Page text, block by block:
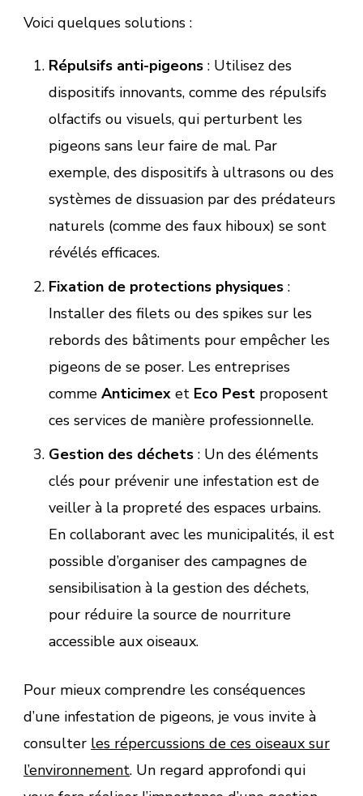
Voici quelques solutions :
Répulsifs anti-pigeons: Utilisez des
dispositifs innovants, comme des répulsifs
olfactifs ou visuels, qui perturbent les
pigeons sans leur faire de mal. Par
exemple, des dispositifs à ultrasons ou des
systèmes de dissuasion par des prédateurs
naturels (comme des faux hiboux) se sont
révélés efficaces.
Fixation de protections physiques:
Installer des filets ou des spikes sur les
rebords des bâtiments pour empêcher les
pigeons de se poser. Les entreprises
comme Anticimexet Eco Pestproposent
ces services de manière professionnelle.
Gestion des déchets: Un des éléments
clés pour prévenir une infestation est de
veiller à la propreté des espaces urbains.
En collaborant avec les municipalités, il est
possible d’organiser des campagnes de
sensibilisation à la gestion des déchets,
pour réduire la source de nourriture
accessible aux oiseaux.
Pour mieux comprendre les conséquences
d’une infestation de pigeons, je vous invite à
consulter les répercussions de ces oiseaux sur
l’environnement. Un regard approfondi qui